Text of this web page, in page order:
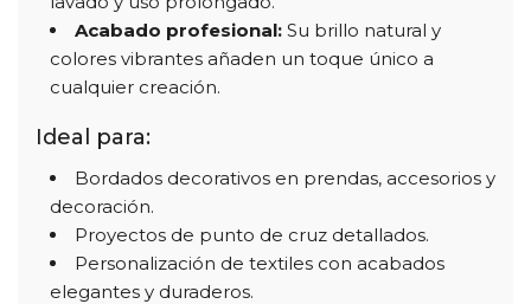
Acabado profesional: Su brillo natural y
colores vibrantes añaden un toque único a
cualquier creación.
Ideal para:
Bordados decorativos en prendas, accesorios y
decoración.
Proyectos de punto de cruz detallados.
Personalización de textiles con acabados
elegantes y duraderos.